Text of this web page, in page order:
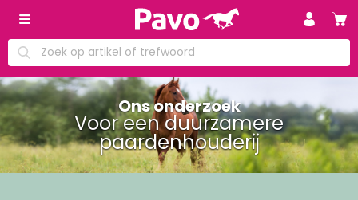
Ons onderzoek
Voor een duurzamere
paardenhouderij